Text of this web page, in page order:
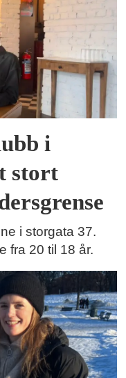
i
stort
i storgata 37.
fra 20 til 18 år.